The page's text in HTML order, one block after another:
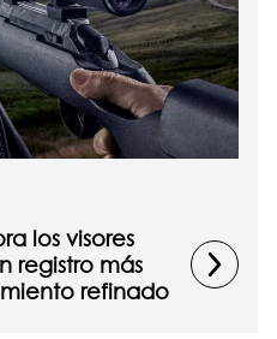
los visores
registro más
refinado